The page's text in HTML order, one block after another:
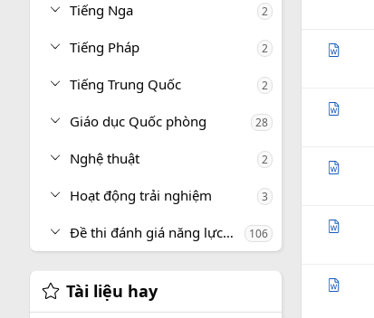
Tiếng Nga 2
Tiếng Pháp 2
Tiếng Trung Quốc 2
Giáo dục Quốc phòng 28
Nghệ thuật 2
Hoạt động trải nghiệm 3
Đề thi đánh giá năng lực, tư duy 106
Tài liệu hay